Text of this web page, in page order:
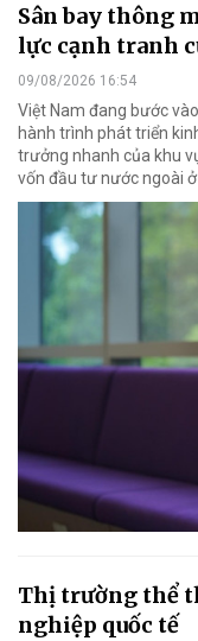
Sân bay thông
lực cạnh tranh
09/08/2026 16:54
Việt Nam đang bước
hành trình phát triển
trưởng nhanh của khu
vốn đầu tư nước ngoài ở
Thị trường thể
nghiệp quốc tế